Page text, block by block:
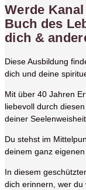
Werde
Buch des
dich &
Diese Ausbildung
dich und deine
Mit über 40 Jahren
liebevoll durch
deiner
Du stehst im
deinem ganz
In diesem
dich erinnern, wer du